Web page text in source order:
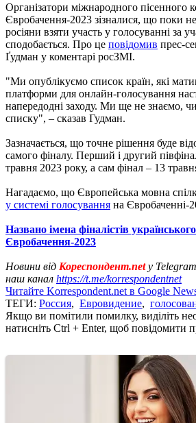
Організатори міжнародного пісенного
Євробачення-2023 зізналися, що поки
росіяни взяти участь у голосуванні за
сподобається. Про це повідомив прес-
Ґудман у коментарі росЗМІ.
"Ми опублікуємо список країн, які
платформи для онлайн-голосування
напередодні заходу. Ми ще не знаємо,
списку", – сказав Гудман.
Зазначається, що точне рішення буде
самого фіналу. Перший і другий
травня 2023 року, а сам фінал – 13
Нагадаємо, що Європейська мовна
у системі голосування на Євробаченні-
Названо імена фіналістів
Євробачення-2023
Новини від Кореспондент.netу
наш канал https://t.me/korrespondentnet
Читайте Korrespondent.net в Google
ТЕГИ: Россия, Евровидение,
Якщо ви помітили помилку, виділіть
натисніть Ctrl + Enter, щоб повідомити